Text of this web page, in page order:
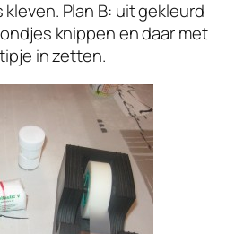
Plan B: uit gekleurd
knippen en daar met
in zetten.